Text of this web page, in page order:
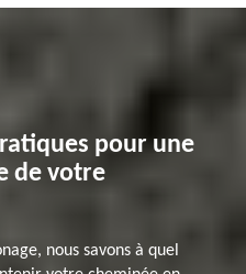
pour une
de votre
nous savons à quel